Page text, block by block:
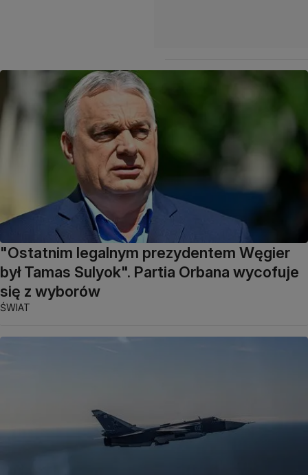
"Ostatnim legalnym prezydentem Węgier
był Tamas Sulyok". Partia Orbana wycofuje
się z wyborów
ŚWIAT